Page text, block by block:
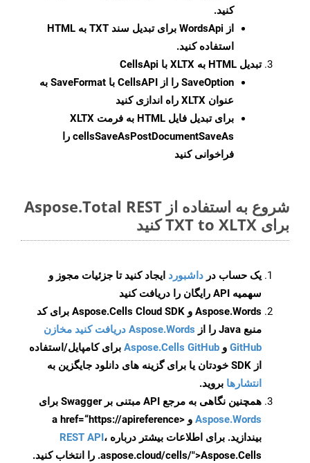
کنید.
از WordsApi برای تبدیل سند TXT به HTML
استفاده کنید.
تبدیل HTML به XLTX با CellsApi
SaveOption
را از CellsAPI با SaveFormat به
عنوان XLTX راه اندازی کنید
برای تبدیل فایل HTML به فرمت
XLTX
cellsSaveAsPostDocumentSaveAs را
فراخوانی کنید
شروع به استفاده از Aspose.Total REST
برای TXT to XLTX کنید
یک حساب در داشبورد ایجاد کنید تا جزئیات مجوز و
سهمیه API رایگان را دریافت کنید
Aspose.Words و Aspose.Cells Cloud SDK برای کد
منبع Java را از
Aspose.Words دریافت کنید مخازن
GitHub و Aspose.Cells GitHub برای کامپایل/استفاده
از SDK خودتان یا برای گزینه های دانلود جایگزین به
انتشارها بروید.
همچنین نگاهی به مرجع API مبتنی بر Swagger برای
Aspose.Words
و <a href=“https://apireference
بیندازید. برای اطلاعات بیشتر درباره REST API،
.aspose.cloud/cells/">Aspose.Cells را انتخاب کنید.